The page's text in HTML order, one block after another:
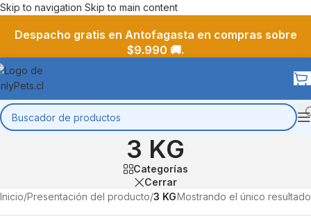
Skip to navigation Skip to main content
Despacho gratis en Antofagasta en compras sobre
$9.990 🚚.
3 KG
Categorías
Cerrar
Inicio/Presentación del producto/3 KGMostrando el único resultado